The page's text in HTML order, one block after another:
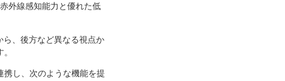
外線感知能力と優れた低
ら、後方など異なる視点か
携し、次のような機能を提